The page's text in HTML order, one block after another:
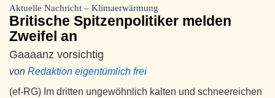
Aktuelle Nachricht – Klimaerwärmung
Britische Spitzenpolitiker melden
Zweifel an
Gaaaanz vorsichtig
von Redaktion eigentümlich frei
(ef-RG) Im dritten ungewöhnlich kalten und schneereichen